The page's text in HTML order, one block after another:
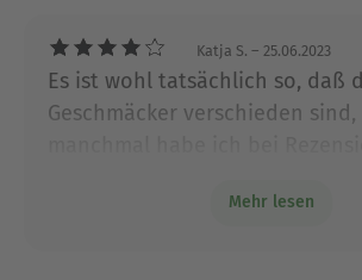
Katja S. – 25.06.2023
Es ist wohl tatsächlich so, daß
Geschmäcker verschieden sind,
negativer Kritik! Von mir hat
Mehr lesen